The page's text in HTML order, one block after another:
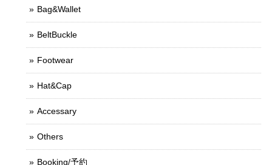
Bag&Wallet
BeltBuckle
Footwear
Hat&Cap
Accessary
Others
Booking/予約